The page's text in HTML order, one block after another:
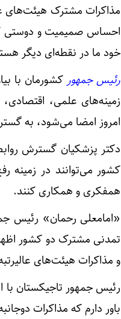
مذاکرات مشترک هیئت‌های
احساس صمیمیت و دوستی
خود ما در نقطه‌ای دیگر
رئیس جمهورکشورمان با
زمینه‌های علمی،
امروز امضا می‌شود، به
دکتر پزشکیان گسترش
کشور می‌توانند در زمینه
همفکری و همکاری کنند.
«امامعلی رحمان» رئیس
تمدنی مشترک دو کشور
و مذاکرات هیئت‌های
رئیس جمهور تاجیکستان با
باور دارم که مذاکرات